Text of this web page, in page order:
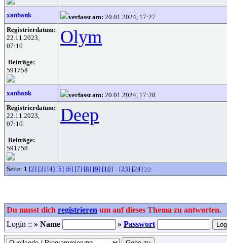
xanbank verfasst am: 20.01.2024, 17:27
Registrierdatum:
22.11.2023,
07:10
Beiträge:
591758
Olym
xanbank verfasst am: 20.01.2024, 17:28
Registrierdatum:
22.11.2023,
07:10
Beiträge:
591758
Deep
Seite: 1 [2] [3] [4] [5] [6] [7] [8] [9] [10] .. [23] [24] >>
Du musst dich registrieren um auf dieses Thema zu antworten.
Login :: » Name » Passwort